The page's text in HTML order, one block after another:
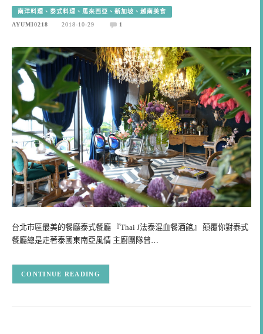
南洋料理、泰式料理、馬來西亞、新加坡、越南美食
AYUMI0218
2018-10-29 1
台北市區最美的餐廳泰式餐廳 『Thai J法泰混血餐酒館』 顛覆你對泰式
餐廳總是走著泰國東南亞風情 主廚團隊曾…
CONTINUE READING